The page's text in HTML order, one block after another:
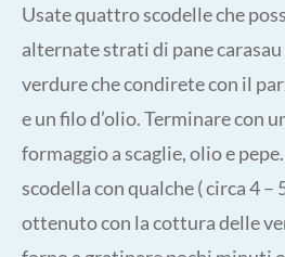
Usate quattro scodelle che
alternate strati di pane carasau
verdure che condirete con il
e un filo d’olio. Terminare con
formaggio a scaglie, olio e
scodella con qualche ( circa 4 –
ottenuto con la cottura delle